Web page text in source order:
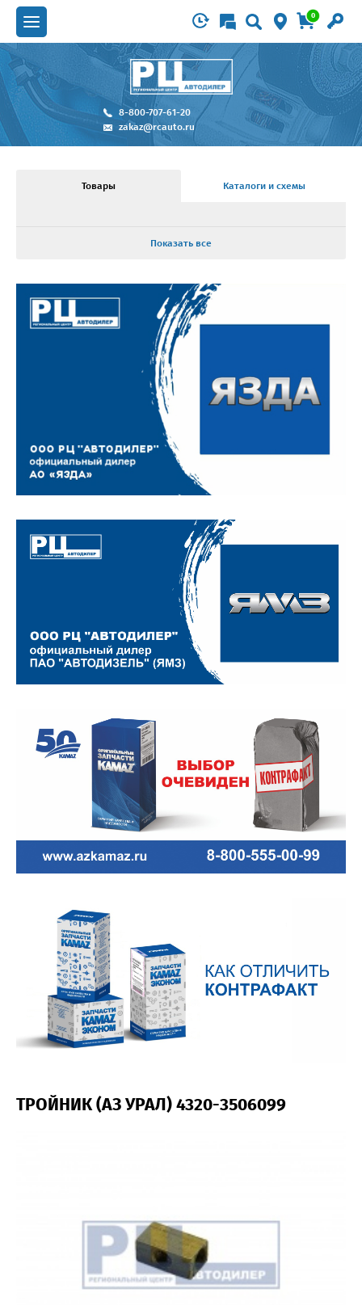
0
8-800-707-61-20
zakaz@rcauto.ru
Товары Каталоги и схемы
Показать все
ТРОЙНИК (АЗ УРАЛ) 4320-3506099